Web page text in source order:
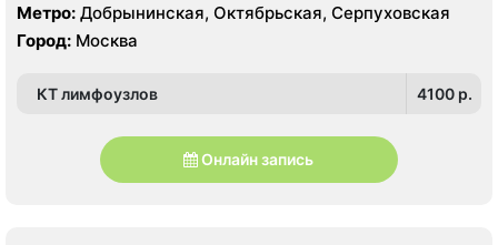
Метро: Добрынинская, Октябрьская, Серпуховская
Город: Москва
КТ лимфоузлов 4100 p.
Онлайн запись